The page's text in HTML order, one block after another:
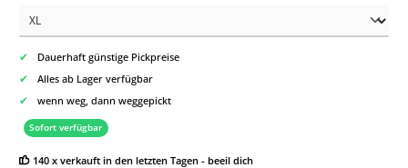
✔ Dauerhaft günstige Pickpreise
✔ Alles ab Lager verfügbar
✔ wenn weg, dann weggepickt
Sofort verfügbar
140 x verkauft in den letzten Tagen - beeil dich